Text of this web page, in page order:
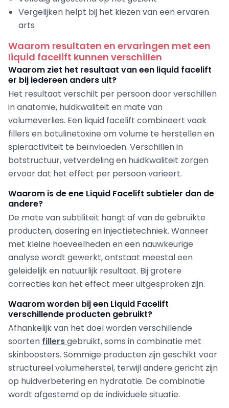
Vergelijken helpt bij het kiezen van een ervaren
arts
Waarom resultaten en ervaringen met een
liquid facelift kunnen verschillen
Waarom ziet het resultaat van een liquid facelift
er bij iedereen anders uit?
Het resultaat verschilt per persoon door verschillen
in anatomie, huidkwaliteit en mate van
volumeverlies. Een liquid facelift combineert vaak
fillers en botulinetoxine om volume te herstellen en
spieractiviteit te beïnvloeden. Verschillen in
botstructuur, vetverdeling en huidkwaliteit zorgen
ervoor dat het effect per persoon varieert.
Waarom is de ene Liquid Facelift subtieler dan de
andere?
De mate van subtiliteit hangt af van de gebruikte
producten, dosering en injectietechniek. Wanneer
met kleine hoeveelheden en een nauwkeurige
analyse wordt gewerkt, ontstaat meestal een
geleidelijk en natuurlijk resultaat. Bij grotere
correcties kan het effect meer uitgesproken zijn.
Waarom worden bij een Liquid Facelift
verschillende producten gebruikt?
Afhankelijk van het doel worden verschillende
soorten fillersgebruikt, soms in combinatie met
skinboosters. Sommige producten zijn geschikt voor
structureel volumeherstel, terwijl andere gericht zijn
op huidverbetering en hydratatie. De combinatie
wordt afgestemd op de individuele situatie.